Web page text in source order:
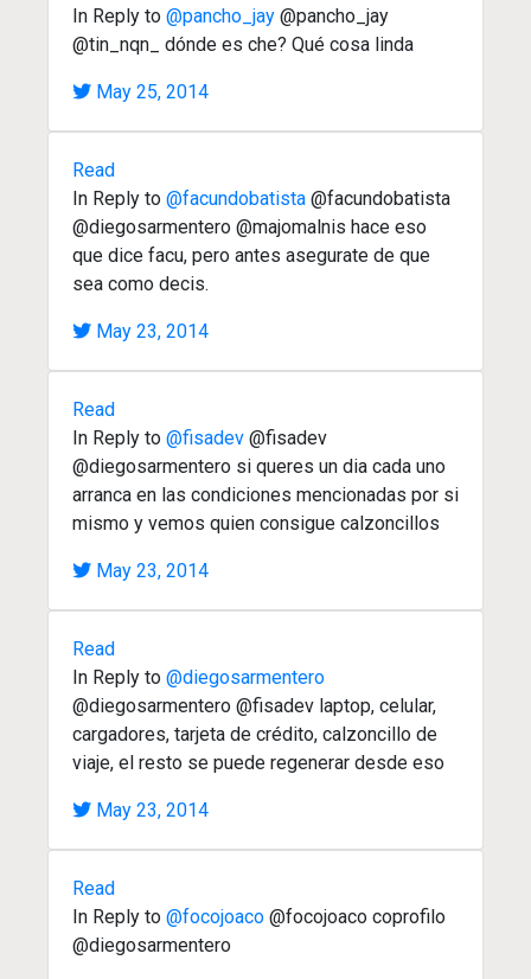
In Reply to @pancho_jay @pancho_jay
@tin_nqn_ dónde es che? Qué cosa linda
May 25, 2014
Read
In Reply to @facundobatista @facundobatista
@diegosarmentero @majomalnis hace eso
que dice facu, pero antes asegurate de que
sea como decis.
May 23, 2014
Read
In Reply to @fisadev @fisadev
@diegosarmentero si queres un dia cada uno
arranca en las condiciones mencionadas por si
mismo y vemos quien consigue calzoncillos
May 23, 2014
Read
In Reply to @diegosarmentero
@diegosarmentero @fisadev laptop, celular,
cargadores, tarjeta de crédito, calzoncillo de
viaje, el resto se puede regenerar desde eso
May 23, 2014
Read
In Reply to @focojoaco @focojoaco coprofilo
@diegosarmentero